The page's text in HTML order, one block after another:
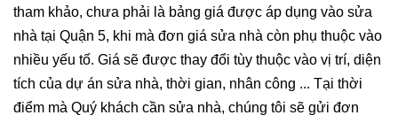
tham khảo, chưa phải là bảng giá được áp dụng vào sửa
nhà tại Quận 5, khi mà đơn giá sửa nhà còn phụ thuộc vào
nhiều yếu tố. Giá sẽ được thay đổi tùy thuộc vào vị trí, diện
tích của dự án sửa nhà, thời gian, nhân công ... Tại thời
điểm mà Quý khách cần sửa nhà, chúng tôi sẽ gửi đơn